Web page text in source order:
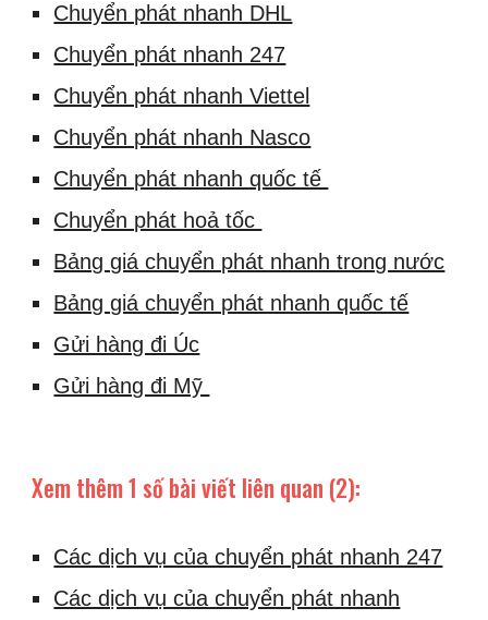
Chuyển phát nhanh DHL
Chuyển phát nhanh 247
Chuyển phát nhanh Viettel
Chuyển phát nhanh Nasco
Chuyển phát nhanh quốc tế
Chuyển phát hoả tốc
Bảng giá chuyển phát nhanh trong nước
Bảng giá chuyển phát nhanh quốc tế
Gửi hàng đi Úc
Gửi hàng đi Mỹ
Xem thêm 1 số bài viết liên quan (2):
Các dịch vụ của chuyển phát nhanh 247
Các dịch vụ của chuyển phát nhanh